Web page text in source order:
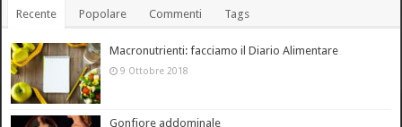
Recente Popolare Commenti Tags
Macronutrienti: facciamo il Diario Alimentare
9 Ottobre 2018
Gonfiore addominale